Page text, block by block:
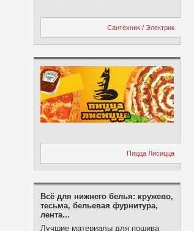
Сантехник / Электрик
Пицца Лисицца
Всё для нижнего белья: кружево,
тесьма, бельевая фурнитура,
лента...
Лучшие материалы для пошива